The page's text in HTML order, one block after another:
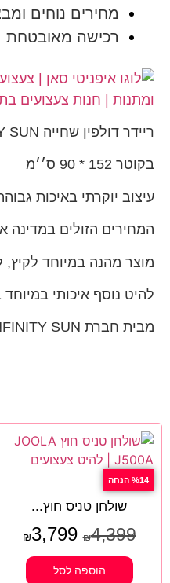
מחירים נוחים
רכישה מאובטחת
ריידר דולפין שחייה INFINITY SUN
בקוטר 152 * 90 ס׳׳מ
עיצוב יוקרתי באיכות
המחירים הזולים במדינה
מוצר מהנה במיוחד לקיץ,
להיט נוסף איכותי
מבית חברת INFINITY SUN
%14 הנחה
שולחן טניס חוץ...
₪4,399
₪3,799
הוספה לסל